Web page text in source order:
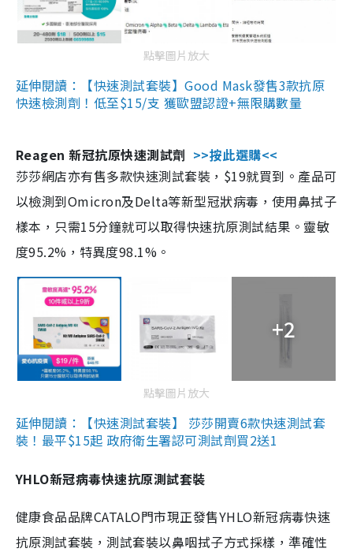
點擊圖片放大
延伸閱讀：【快速測試套裝】Good Mask發售3款抗原
快速檢測劑！低至$15/支 獲歐盟認證+無限購數量
Reagen 新冠抗原快速測試劑 >>按此選購<<
莎莎網店亦有售多款快速測試套裝，$19就買到。產品可
以檢測到Omicron及Delta等新型冠狀病毒，使用鼻拭子
樣本，只需15分鐘就可以取得快速抗原測試結果。靈敏
度95.2%，特異度98.1%。
+2
點擊圖片放大
延伸閱讀：【快速測試套裝】 莎莎開賣6款快速測試套
裝！最平$15起 政府衛生署認可測試劑買2送1
YHLO新冠病毒快速抗原測試套裝
健康食品品牌CATALO門市現正發售YHLO新冠病毒快速
抗原測試套裝，測試套裝以鼻咽拭子方式採樣，準確性